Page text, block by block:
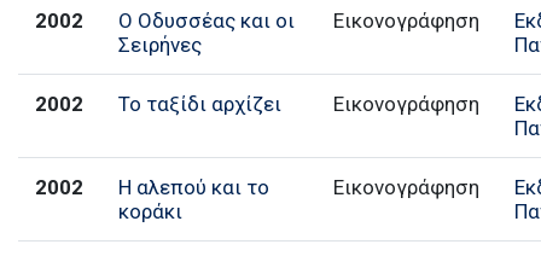
2002
Ο Οδυσσέας και οι
Σειρήνες
Εικονογράφηση
2002 Το ταξίδι αρχίζει Εικονογράφηση
2002
Η αλεπού και το
κοράκι
Εικονογράφηση